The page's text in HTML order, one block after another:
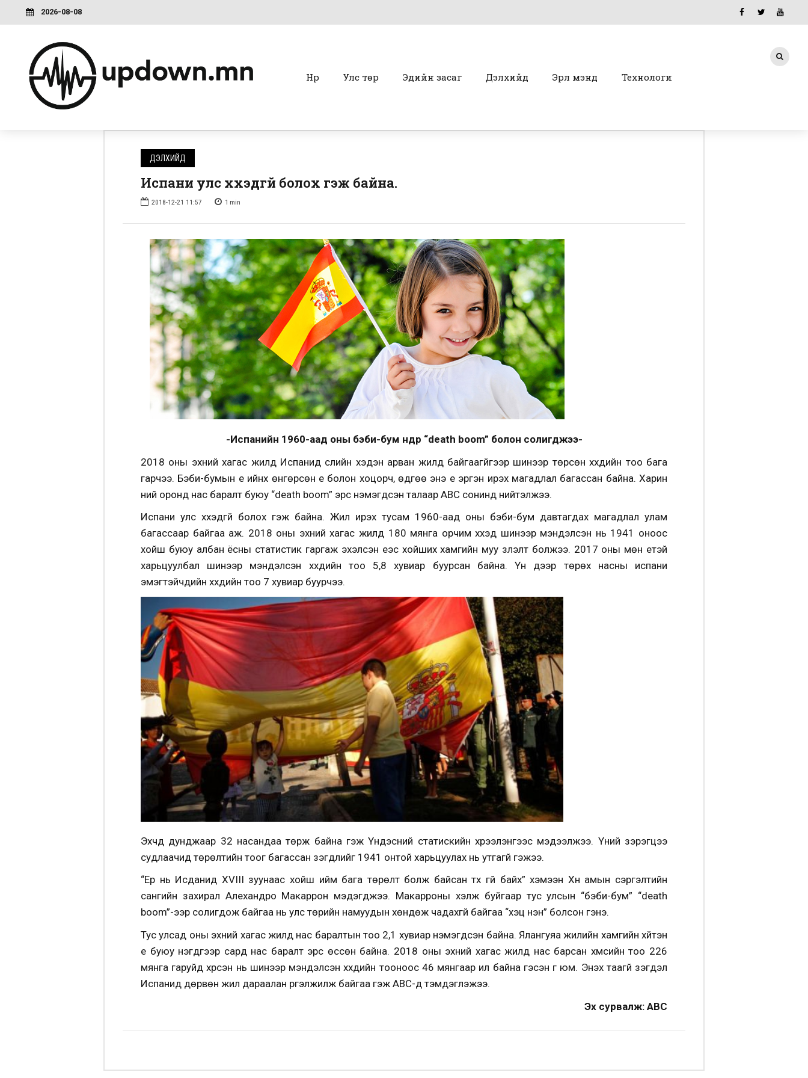
2026-08-08
Нүүр Улс төр Эдийн засаг Дэлхийд Эрүүл мэнд Технологи
ДЭЛХИЙД
Испани улс хүүхэдгүй болох гэж байна.
2018-12-21 11:57 1 min
-Испанийн 1960-аад оны бэби-бум өнөөдөр “death boom” болон солигджээ-
2018 оны эхний хагас жилд Испанид сүүлийн хэдэн арван жилд байгаагүйгээр шинээр төрсөн хүүхдийн тоо бага
гарчээ. Бэби-бумын үе ийнхүү өнгөрсөн үе болон хоцорч, өдгөө энэ үе эргэн ирэх магадлал багассан байна. Харин
үүний оронд нас баралт буюу “death boom” эрс нэмэгдсэн талаар АВС сонинд нийтэлжээ.
Испани улс хүүхэдгүй болох гэж байна. Жил ирэх тусам 1960-аад оны бэби-бум давтагдах магадлал улам
багассаар байгаа аж. 2018 оны эхний хагас жилд 180 мянга орчим хүүхэд шинээр мэндэлсэн нь 1941 оноос
хойш буюу албан ёсны статистик гаргаж эхэлсэн үеэс хойших хамгийн муу үзүүлэлт болжээ. 2017 оны мөн үетэй
харьцуулбал шинээр мэндэлсэн хүүхдийн тоо 5,8 хувиар буурсан байна. Үүн дээр төрөх насны испани
эмэгтэйчүүдийн хүүхдийн тоо 7 хувиар буурчээ.
Эхчүүд дунджаар 32 насандаа төрж байна гэж Үндэсний статискийн хүрээлэнгээс мэдээлжээ. Үүний зэрэгцээ
судлаачид төрөлтийн тоог багассан үзэгдлийг 1941 онтой харьцуулах нь утгагүй гэжээ.
“Ер нь Исданид XVIII зуунаас хойш ийм бага төрөлт болж байсан түүх үгүй байх” хэмээн Хүн амын сэргэлтийн
сангийн захирал Алехандро Макаррон мэдэгджээ. Макарроны хэлж буйгаар тус улсын “бэби-бум” “death
boom”-ээр солигдож байгаа нь улс төрийн намуудын хөндөж чадахгүй байгаа “хэцүү үнэн” болсон гэнэ.
Тус улсад оны эхний хагас жилд нас баралтын тоо 2,1 хувиар нэмэгдсэн байна. Ялангуяа жилийн хамгийн хүйтэн
үе буюу нэгдүгээр сард нас баралт эрс өссөн байна. 2018 оны эхний хагас жилд нас барсан хүмүүсийн тоо 226
мянга гаруйд хүрсэн нь шинээр мэндэлсэн хүүхдийн тооноос 46 мянгаар илүү байна гэсэн үг юм. Энэхүү таагүй үзэгдэл
Испанид дөрвөн жил дараалан үргэлжилж байгаа гэж АВС-д тэмдэглэжээ.
Эх сурвалж: АВС